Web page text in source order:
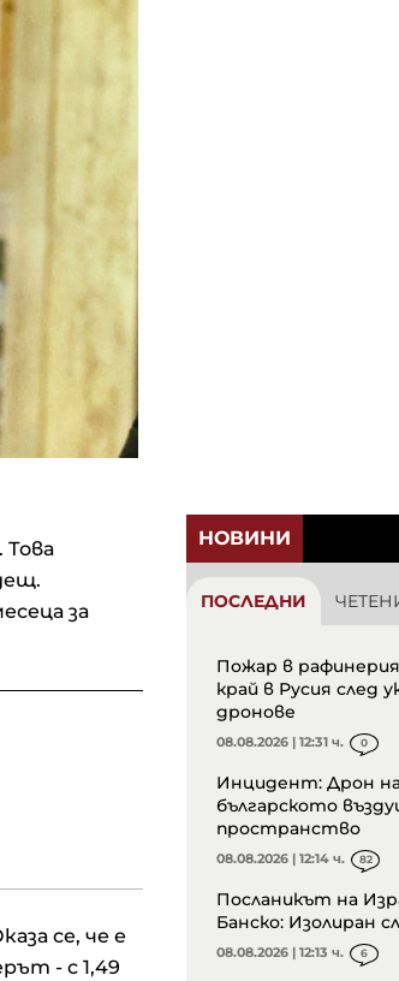
за
се, че е
- с 1,49
НОВИНИ
ПОСЛЕДНИ
Пожар в
край в Русия след
дронове
08.08.2026 | 12:31 ч. 0
Инцидент: Дрон
българското
пространство
08.08.2026 | 12:14 ч. 82
Посланикът на
Банско: Изолиран
08.08.2026 | 12:13 ч. 6